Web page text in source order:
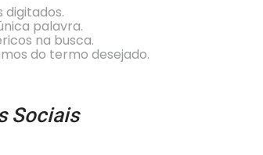
digitados.
palavra.
na busca.
do termo desejado.
Sociais